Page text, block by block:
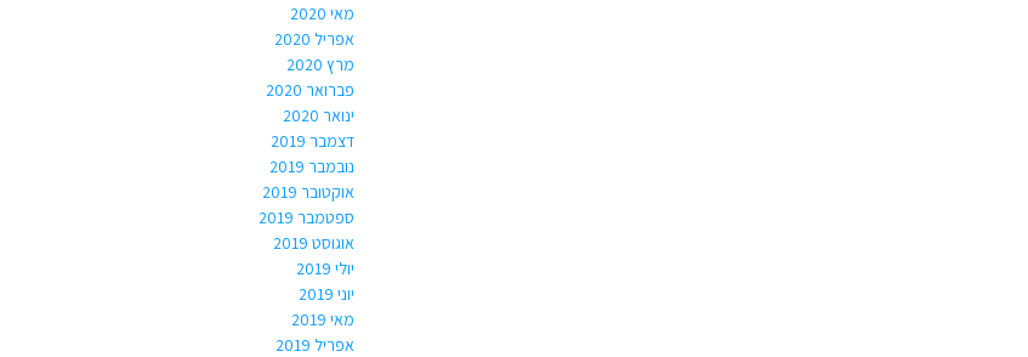
מאי 2020
אפריל 2020
מרץ 2020
פברואר 2020
ינואר 2020
דצמבר 2019
נובמבר 2019
אוקטובר 2019
ספטמבר 2019
אוגוסט 2019
יולי 2019
יוני 2019
מאי 2019
אפריל 2019